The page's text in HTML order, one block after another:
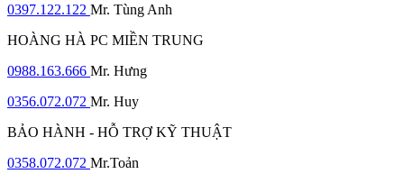
0397.122.122 Mr. Tùng Anh
HOÀNG HÀ PC MIỀN TRUNG
0988.163.666 Mr. Hưng
0356.072.072 Mr. Huy
BẢO HÀNH - HỖ TRỢ KỸ THUẬT
0358.072.072 Mr.Toản